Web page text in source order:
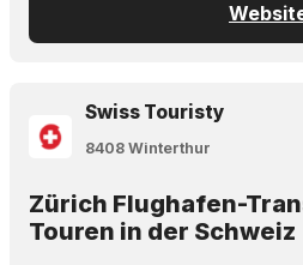
Swiss Touristy
8408 Winterthur
Zürich Flughafen-
Touren in der Schweiz